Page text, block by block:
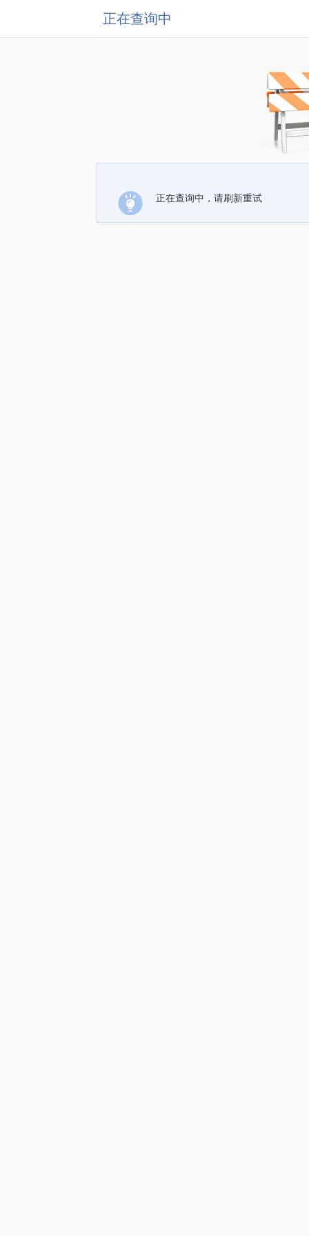
正在查询中
正在查询中，请刷新重试